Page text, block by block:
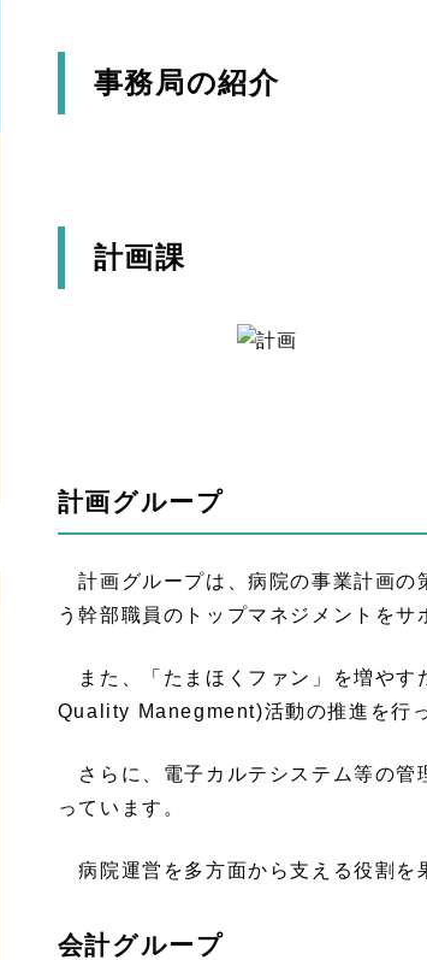
事務局の紹介
計画課
計画グループ
計画グループは、病院の事業計画の
う幹部職員のトップマネジメントをサ
また、「たまほくファン」を増やす
Quality Manegment)活動の推進を行
さらに、電子カルテシステム等の管
っています。
病院運営を多方面から支える役割を
会計グループ